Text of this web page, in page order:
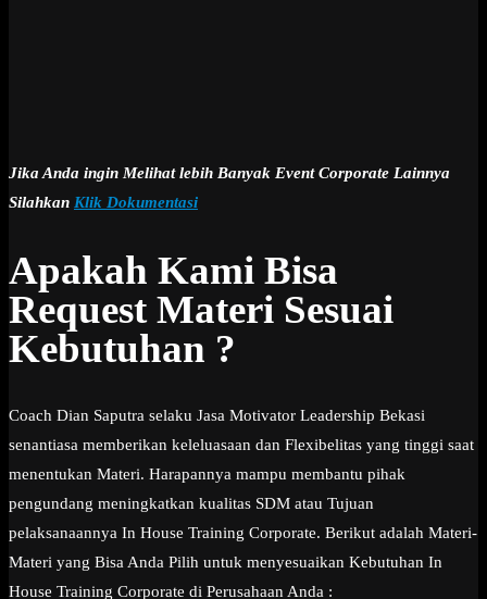
Jika Anda ingin Melihat lebih Banyak Event Corporate Lainnya
Silahkan Klik Dokumentasi
Apakah Kami Bisa
Request Materi Sesuai
Kebutuhan ?
Coach Dian Saputra selaku Jasa Motivator Leadership Bekasi
senantiasa memberikan keleluasaan dan Flexibelitas yang tinggi saat
menentukan Materi. Harapannya mampu membantu pihak
pengundang meningkatkan kualitas SDM atau Tujuan
pelaksanaannya In House Training Corporate. Berikut adalah Materi-
Materi yang Bisa Anda Pilih untuk menyesuaikan Kebutuhan In
House Training Corporate di Perusahaan Anda :